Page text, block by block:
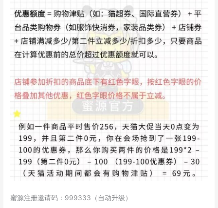
蜜源注册邀请码：999333（自动升级）